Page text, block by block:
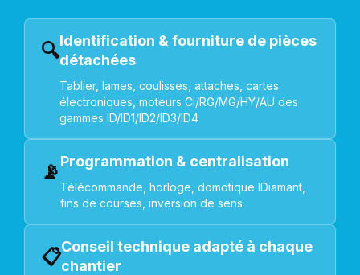
🔍Identification & fourniture de pièces
détachées
Tablier, lames, coulisses, attaches, cartes
électroniques, moteurs CI/RG/MG/HY/AU des
gammes ID/ID1/ID2/ID3/ID4
📡Programmation & centralisation
Télécommande, horloge, domotique IDiamant,
fins de courses, inversion de sens
📋Conseil technique adapté à chaque
chantier